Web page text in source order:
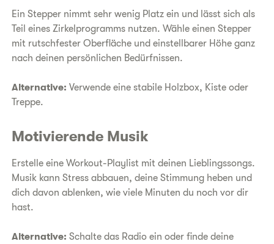
Ein Stepper nimmt sehr wenig Platz ein und lässt sich als
Teil eines Zirkelprogramms nutzen. Wähle einen Stepper
mit rutschfester Oberfläche und einstellbarer Höhe ganz
nach deinen persönlichen Bedürfnissen.
Alternative: Verwende eine stabile Holzbox, Kiste oder
Treppe.
Motivierende Musik
Erstelle eine Workout-Playlist mit deinen Lieblingssongs.
Musik kann Stress abbauen, deine Stimmung heben und
dich davon ablenken, wie viele Minuten du noch vor dir
hast.
Alternative: Schalte das Radio ein oder finde deine